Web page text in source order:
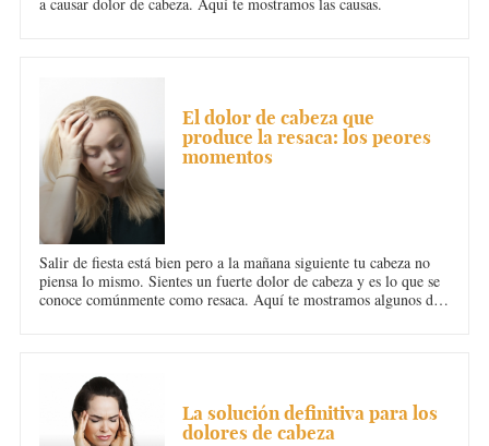
El dolor de cabeza que
produce la resaca: los peores
momentos
Salir de fiesta está bien pero a la mañana siguiente tu cabeza no
piensa lo mismo. Sientes un fuerte dolor de cabeza y es lo que se
conoce comúnmente como resaca. Aquí te mostramos algunos de
La solución definitiva para los
dolores de cabeza